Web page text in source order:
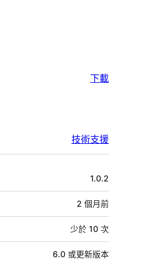
下載
技術支援
1.0.2
2 個月前
少於 10 次
6.0 或更新版本